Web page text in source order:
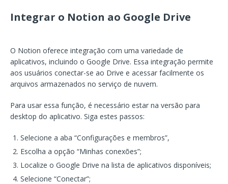
Integrar o Notion ao Google Drive
O Notion oferece integração com uma variedade de
aplicativos, incluindo o Google Drive. Essa integração permite
aos usuários conectar-se ao Drive e acessar facilmente os
arquivos armazenados no serviço de nuvem.
Para usar essa função, é necessário estar na versão para
desktop do aplicativo. Siga estes passos:
Selecione a aba “Configurações e membros”,
Escolha a opção “Minhas conexões”;
Localize o Google Drive na lista de aplicativos disponíveis;
Selecione “Conectar”;